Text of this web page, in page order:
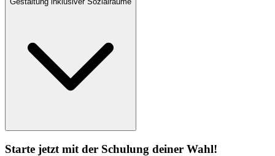
Starte jetzt mit der Schulung deiner Wahl!